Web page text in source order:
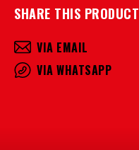
SHARE THIS PRODUCT
VIA EMAIL
VIA WHATSAPP